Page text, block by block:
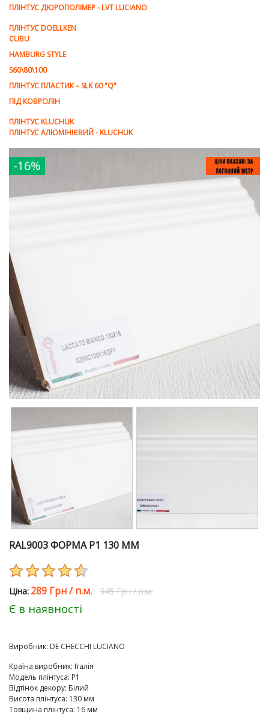
ПЛІНТУС ДЮРОПОЛІМЕР - LVT LUCIANO
ПЛІНТУС DOELLKEN
CUBU
HAMBURG STYLE
S60\80\100
ПЛІНТУС ПЛАСТИК – SLK 60 "Q"
ПІД КОВРОЛІН
ПЛІНТУС KLUCHUK
ПЛІНТУС АЛЮМІНІЄВИЙ - KLUCHUK
-16%
RAL9003 ФОРМА Р1 130 ММ
Цiна: 289 Грн/п.м. 345 Грн /п.м.
Є в наявності
Виробник: DE CHEСCHI LUCIANO
Країна виробник: Італія
Модель плінтуса: P1
Відтінок декору: Білий
Висота плінтуса: 130 мм
Товщина плінтуса: 16 мм